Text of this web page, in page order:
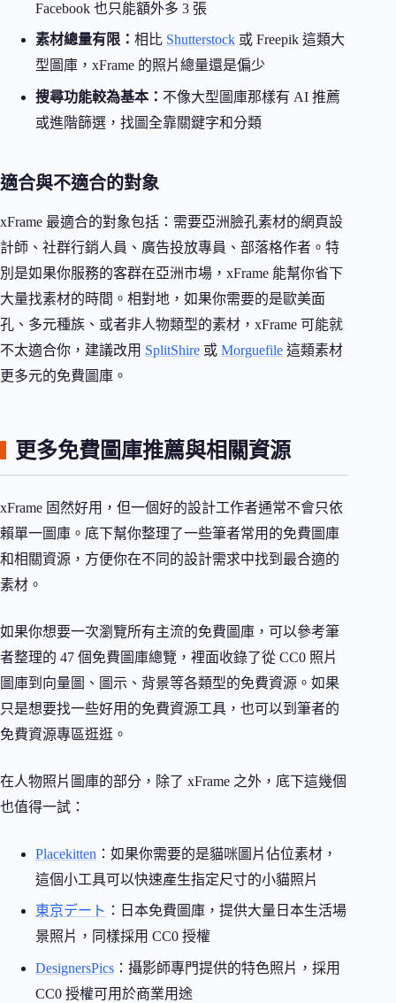
Facebook 也只能額外多 3 張
素材總量有限： 相比 Shutterstock 或 Freepik 這類大
型圖庫，xFrame 的照片總量還是偏少
搜尋功能較為基本： 不像大型圖庫那樣有 AI 推薦
或進階篩選，找圖全靠關鍵字和分類
適合與不適合的對象
xFrame 最適合的對象包括：需要亞洲臉孔素材的網頁設
計師、社群行銷人員、廣告投放專員、部落格作者。特
別是如果你服務的客群在亞洲市場，xFrame 能幫你省下
大量找素材的時間。相對地，如果你需要的是歐美面
孔、多元種族、或者非人物類型的素材，xFrame 可能就
不太適合你，建議改用 SplitShire 或 Morguefile 這類素材
更多元的免費圖庫。
更多免費圖庫推薦與相關資源
xFrame 固然好用，但一個好的設計工作者通常不會只依
賴單一圖庫。底下幫你整理了一些筆者常用的免費圖庫
和相關資源，方便你在不同的設計需求中找到最合適的
素材。
如果你想要一次瀏覽所有主流的免費圖庫，可以參考筆
者整理的 47 個免費圖庫總覽，裡面收錄了從 CC0 照片
圖庫到向量圖、圖示、背景等各類型的免費資源。如果
只是想要找一些好用的免費資源工具，也可以到筆者的
免費資源專區逛逛。
在人物照片圖庫的部分，除了 xFrame 之外，底下這幾個
也值得一試：
Placekitten ：如果你需要的是貓咪圖片佔位素材，
這個小工具可以快速產生指定尺寸的小貓照片
東京デート ：日本免費圖庫，提供大量日本生活場
景照片，同樣採用 CC0 授權
DesignersPics ：攝影師專門提供的特色照片，採用
CC0 授權可用於商業用途